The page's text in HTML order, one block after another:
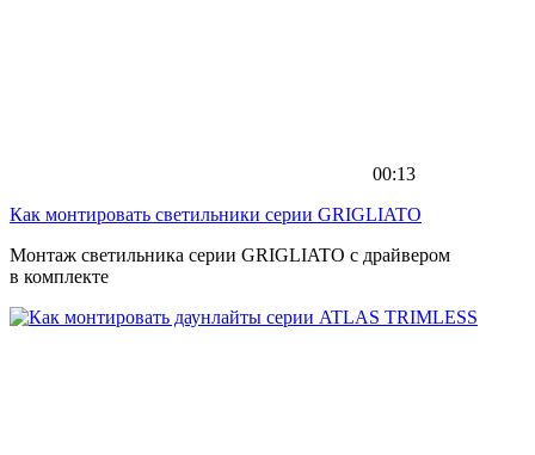
00:13
Как монтировать светильники серии GRIGLIATO
Монтаж светильника серии GRIGLIATO с драйвером
в комплекте